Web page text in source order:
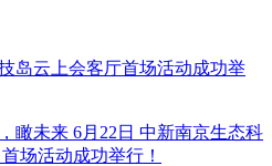
岛云上会客厅首场活动成功举
瞰未来 6月22日 中新南京生态科
场活动成功举行！